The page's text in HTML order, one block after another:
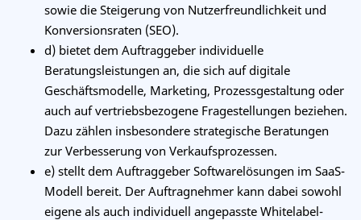
sowie die Steigerung von Nutzerfreundlichkeit und
Konversionsraten (SEO).
d) bietet dem Auftraggeber individuelle
Beratungsleistungen an, die sich auf digitale
Geschäftsmodelle, Marketing, Prozessgestaltung oder
auch auf vertriebsbezogene Fragestellungen beziehen.
Dazu zählen insbesondere strategische Beratungen
zur Verbesserung von Verkaufsprozessen.
e) stellt dem Auftraggeber Softwarelösungen im SaaS-
Modell bereit. Der Auftragnehmer kann dabei sowohl
eigene als auch individuell angepasste Whitelabel-